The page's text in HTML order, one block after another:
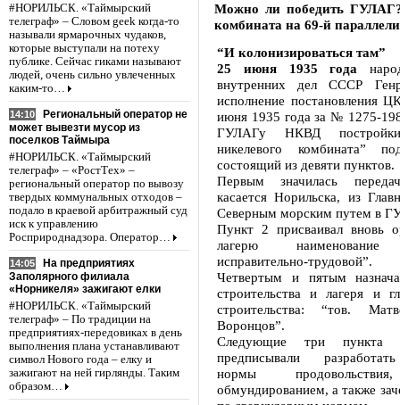
#НОРИЛЬСК. «Таймырский
телеграф» – Словом geek когда-то
называли ярмарочных чудаков,
которые выступали на потеху
публике. Сейчас гиками называют
людей, очень сильно увлеченных
каким-то…
14:10
Региональный оператор не
может вывезти мусор из
поселков Таймыра
#НОРИЛЬСК. «Таймырский
телеграф» – «РостТех» –
региональный оператор по вывозу
твердых коммунальных отходов –
подало в краевой арбитражный суд
иск к управлению
Росприроднадзора. Оператор…
14:05
На предприятиях
Заполярного филиала
«Норникеля» зажигают елки
#НОРИЛЬСК. «Таймырский
телеграф» – По традиции на
предприятиях-передовиках в день
выполнения плана устанавливают
символ Нового года – елку и
зажигают на ней гирлянды. Таким
образом…
Можно ли победить ГУЛАГ?
комбината на 69-й
“И колонизироваться там”
25 июня 1935 года
внутренних дел СССР
исполнение
июня 1935 года за № 1275-
ГУЛАГу НКВД постройки
никелевого комбината”
состоящий из девяти пунктов.
Первым значилась
касается Норильска, из
Северным морским путем в
Пункт 2 присваивал вновь
лагерю наименование
исправительно-трудовой”.
Четвертым и пятым
строительства и лагеря и
строительства: “тов.
Воронцов”.
Следующие три
предписывали
нормы
обмундированием, а также